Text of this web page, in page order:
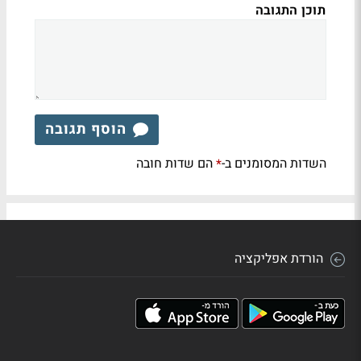
תוכן התגובה
הוסף תגובה
השדות המסומנים ב-*הם שדות חובה
הורדת אפליקציה